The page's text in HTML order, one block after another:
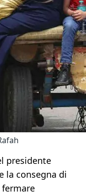
presidente
la consegna di